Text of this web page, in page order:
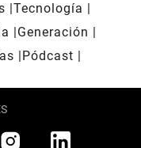
Tecnología
Generación
Pódcast